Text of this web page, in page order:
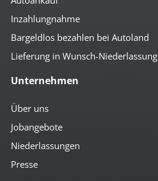
Inzahlungnahme
Bargeldlos bezahlen bei Autoland
Lieferung in Wunsch-Niederlassung
Unternehmen
Über uns
Jobangebote
Niederlassungen
Presse